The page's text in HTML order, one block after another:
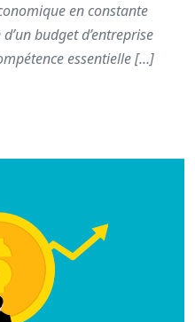
en constante
budget d’entreprise
essentielle […]